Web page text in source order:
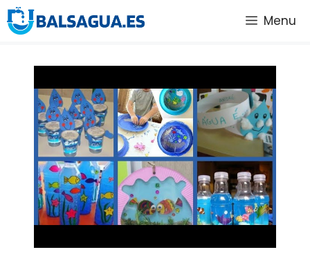
Saltar
al
Menu